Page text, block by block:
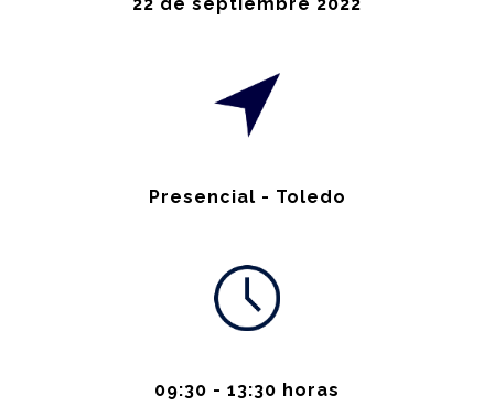
Presencial - Toledo
09:30 - 13:30 horas